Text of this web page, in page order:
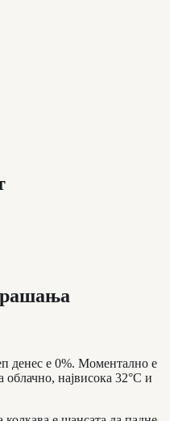
денес е 0%. Моментално е
облачно, највисока 32°C и